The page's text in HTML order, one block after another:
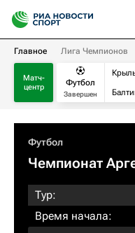
Главное Лига Чемпионов
Матч-
центр
Футбол
Завершен
Футбол
Чемпионат
Тур:
Время начала: